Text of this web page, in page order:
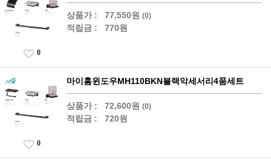
상품가 : 77,550원 (0)
적립금 : 770원
0
마이홈윈도우MH110BKN블랙악세서리4품세트
상품가 : 72,600원 (0)
적립금 : 720원
0